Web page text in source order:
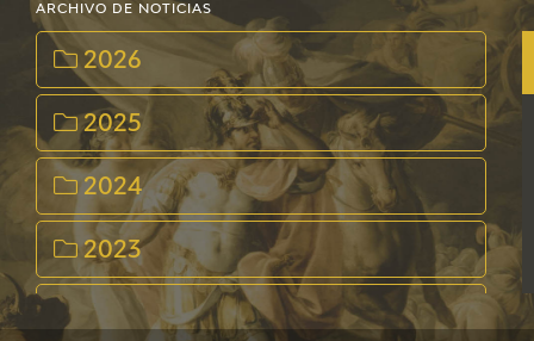
ARCHIVO DE NOTICIAS
2026
2025
2024
2023
2022